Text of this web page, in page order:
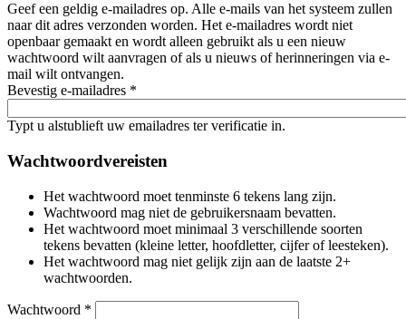
Geef een geldig e-mailadres op. Alle e-mails van het systeem zullen
naar dit adres verzonden worden. Het e-mailadres wordt niet
openbaar gemaakt en wordt alleen gebruikt als u een nieuw
wachtwoord wilt aanvragen of als u nieuws of herinneringen via e-
mail wilt ontvangen.
Bevestig e-mailadres *
Typt u alstublieft uw emailadres ter verificatie in.
Wachtwoordvereisten
Het wachtwoord moet tenminste 6 tekens lang zijn.
Wachtwoord mag niet de gebruikersnaam bevatten.
Het wachtwoord moet minimaal 3 verschillende soorten
tekens bevatten (kleine letter, hoofdletter, cijfer of leesteken).
Het wachtwoord mag niet gelijk zijn aan de laatste 2+
wachtwoorden.
Wachtwoord *